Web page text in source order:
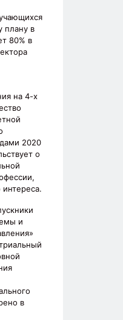
плану в
80% в
на 4-х
2020
о
интереса.
и
в